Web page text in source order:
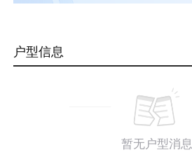
户型信息
暂无户型消息